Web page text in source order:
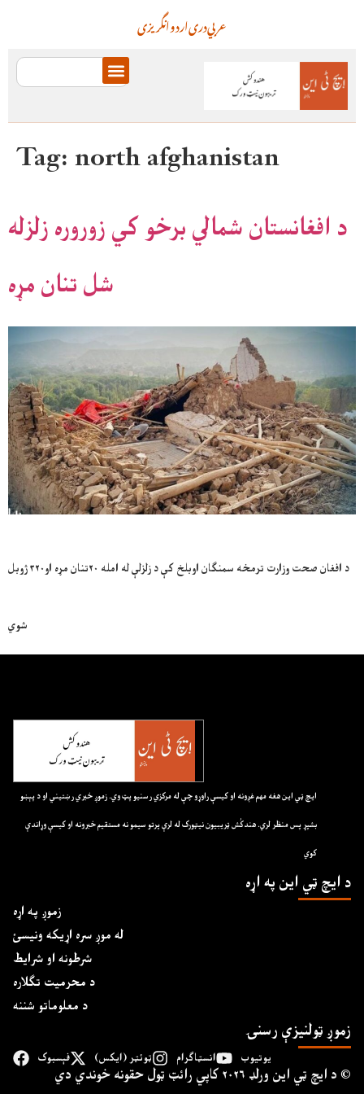
انگریزیاردودریعربي
Tag:north afghanistan
د افغانستان شمالي برخو کي زوروره زلزله
شل تنان مړه
د افغان صحت وزارت ترمخه سمنګان اوبلخ کې د زلزلې له امله ۲۰تنان مړه او۳۲۰ ژوبل
شوي
ايچ ټي اين هغه مهم غږونه او کيسې راوړو چې له مرکزي رسنيو پټ وي. زموږ خبري رښتيني او د پېښو
بشپړ پس منظر لري. هندکُش ټريبيون نيټورک له لرې پرتو سيمو نه مستقيم خبرونه او کيسې وړاندې
کوي
د ايچ ټي اين په اړه
زموږ په اړه
له موږ سره اړیکه ونیسئ
شرطونه او شرایط
د محرمیت تګلاره
د معلوماتو شننه
زموږ ټولنیزې رسنۍ
فېسبوک ټوئټر (ایکس) انسټاګرام یوتیوب
د ايچ ټي اين وﺭلډ ۲۰۲۶ کاپي ﺭائټ ټول حقونه خوندي دي ©